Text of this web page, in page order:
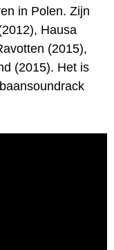
in Polen. Zijn
Hausa
(2015),
(2015). Het is